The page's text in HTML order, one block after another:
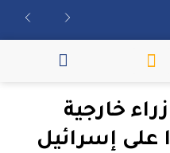
خارجية
على إسرائيل